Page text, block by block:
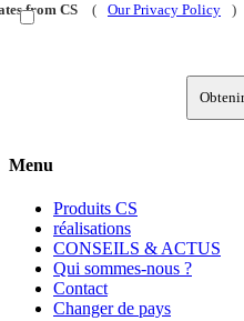
from CS ( Our Privacy Policy )
Menu
Produits CS
réalisations
CONSEILS & ACTUS
Qui sommes-nous ?
Contact
Changer de pays